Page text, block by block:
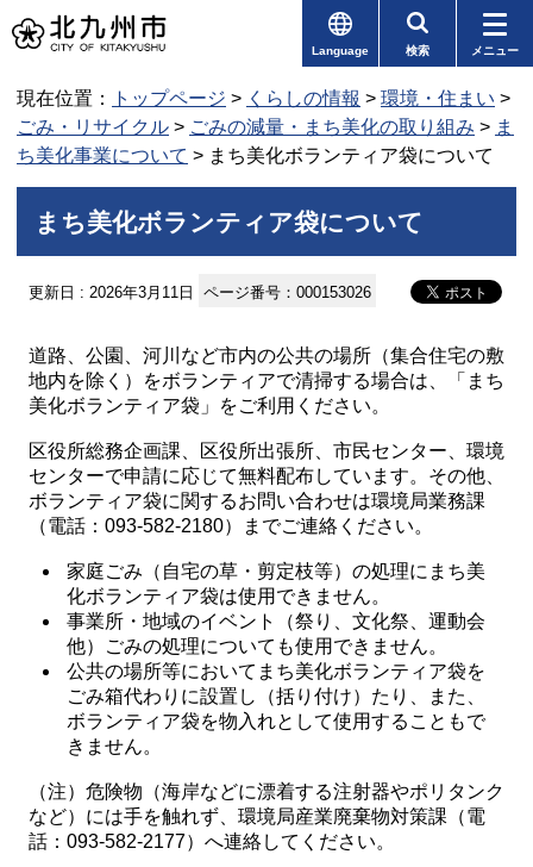
Language 検索 メニュー
現在位置： トップページ > くらしの情報 > 環境・住まい >
ごみ・リサイクル > ごみの減量・まち美化の取り組み > ま
ち美化事業について > まち美化ボランティア袋について
まち美化ボランティア袋について
更新日 : 2026年3月11日 ページ番号：000153026
道路、公園、河川など市内の公共の場所（集合住宅の敷
地内を除く）をボランティアで清掃する場合は、「まち
美化ボランティア袋」をご利用ください。
区役所総務企画課、区役所出張所、市民センター、環境
センターで申請に応じて無料配布しています。その他、
ボランティア袋に関するお問い合わせは環境局業務課
（電話：093-582-2180）までご連絡ください。
家庭ごみ（自宅の草・剪定枝等）の処理にまち美
化ボランティア袋は使用できません。
事業所・地域のイベント（祭り、文化祭、運動会
他）ごみの処理についても使用できません。
公共の場所等においてまち美化ボランティア袋を
ごみ箱代わりに設置し（括り付け）たり、また、
ボランティア袋を物入れとして使用することもで
きません。
（注）危険物（海岸などに漂着する注射器やポリタンク
など）には手を触れず、環境局産業廃棄物対策課（電
話：093-582-2177）へ連絡してください。